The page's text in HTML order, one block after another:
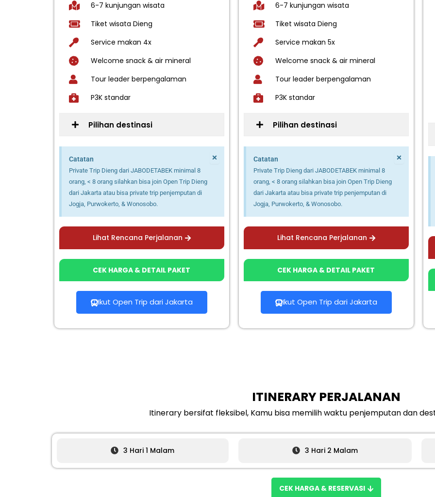
6-7 kunjungan wisata
Tiket wisata Dieng
Service makan 4x
Welcome snack & air mineral
Tour leader berpengalaman
P3K standar
Pilihan destinasi
Catatan
Private Trip Dieng dari JABODETABEK minimal 8
orang, < 8 orang silahkan bisa join Open Trip Dieng
dari Jakarta atau bisa private trip penjemputan di
Jogja, Purwokerto, & Wonosobo.
×
Lihat Rencana Perjalanan
CEK HARGA & DETAIL PAKET
Ikut Open Trip dari Jakarta
6-7 kunjungan wisata
Tiket wisata Dieng
Service makan 5x
Welcome snack & air mineral
Tour leader berpengalaman
P3K standar
Pilihan destinasi
Catatan
Private Trip Dieng dari JABODETABEK minimal 8
orang, < 8 orang silahkan bisa join Open Trip Dieng
dari Jakarta atau bisa private trip penjemputan di
Jogja, Purwokerto, & Wonosobo.
×
Lihat Rencana Perjalanan
CEK HARGA & DETAIL PAKET
Ikut Open Trip dari Jakarta
ITINERARY PERJALANAN
Itinerary bersifat fleksibel, Kamu bisa memilih waktu penjemputan dan
3 Hari 1 Malam 3 Hari 2 Malam
CEK HARGA & RESERVASI